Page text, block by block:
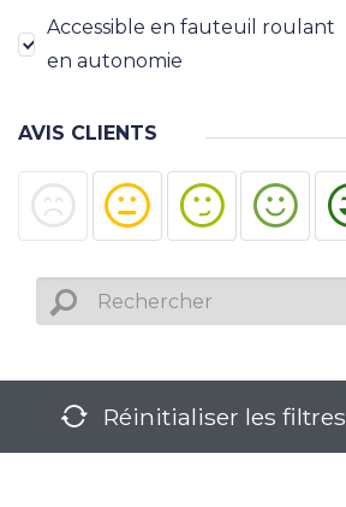
Accessible en fauteuil roulant
en autonomie
AVIS CLIENTS
Réinitialiser les filtres